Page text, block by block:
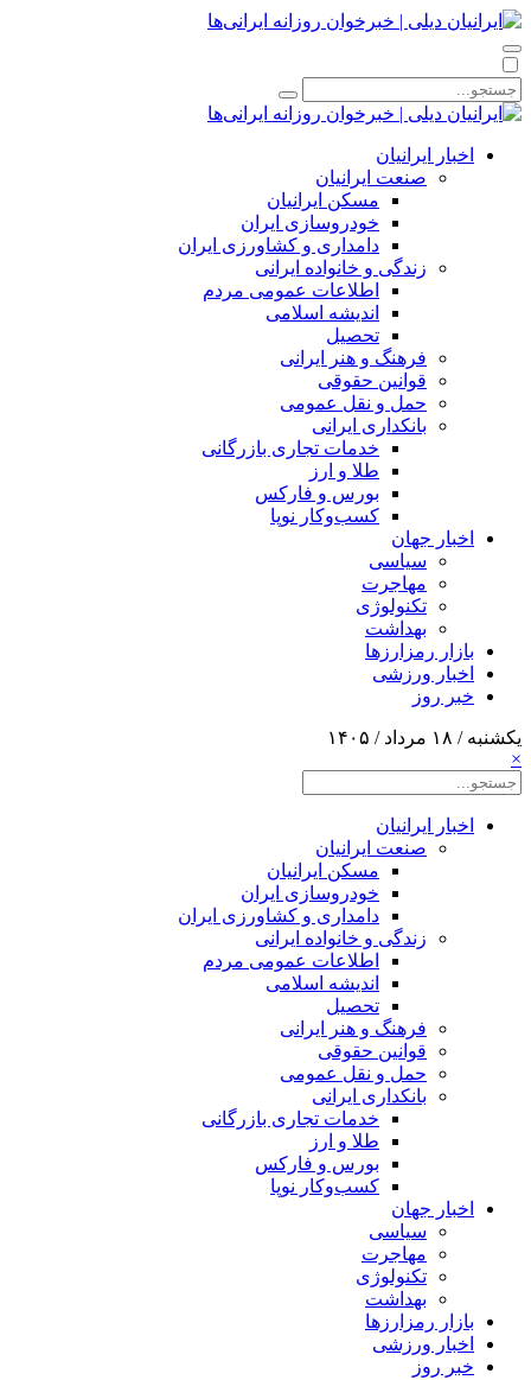
اخبار ایرانیان
صنعت ایرانیان
مسکن ایرانیان
خودروسازی ایران
دامداری و کشاورزی ایران
زندگی و خانواده ایرانی
اطلاعات عمومی مردم
اندیشه اسلامی
تحصیل
فرهنگ و هنر ایرانی
قوانین حقوقی
حمل و نقل عمومی
بانکداری ایرانی
خدمات تجاری بازرگانی
طلا و ارز
بورس و فارکس
کسب‌وکار نوپا
اخبار جهان
سیاسی
مهاجرت
تکنولوژی
بهداشت
بازار رمزارزها
اخبار ورزشی
خبر روز
یکشنبه / ۱۸ مرداد / ۱۴۰۵
×
اخبار ایرانیان
صنعت ایرانیان
مسکن ایرانیان
خودروسازی ایران
دامداری و کشاورزی ایران
زندگی و خانواده ایرانی
اطلاعات عمومی مردم
اندیشه اسلامی
تحصیل
فرهنگ و هنر ایرانی
قوانین حقوقی
حمل و نقل عمومی
بانکداری ایرانی
خدمات تجاری بازرگانی
طلا و ارز
بورس و فارکس
کسب‌وکار نوپا
اخبار جهان
سیاسی
مهاجرت
تکنولوژی
بهداشت
بازار رمزارزها
اخبار ورزشی
خبر روز